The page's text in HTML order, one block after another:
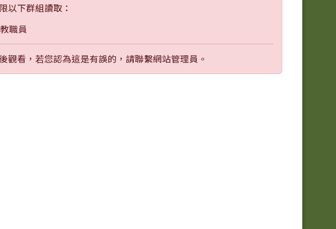
以下群組讀取：
職員
觀看，若您認為這是有誤的，請聯繫網站管理員。